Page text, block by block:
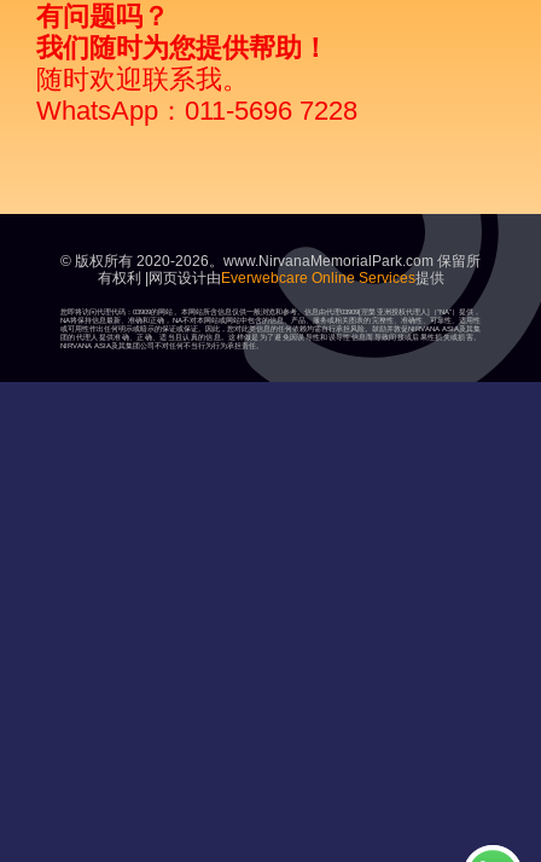
有问题吗？
我们随时为您提供帮助！
随时欢迎联系我。
WhatsApp：011-5696 7228
© 版权所有 2020-2026。www.NirvanaMemorialPark.com 保留所
有权利 |网页设计由 Everwebcare Online Services提供
您即将访问代理代码：03909的网站。本网站所含信息仅供一般浏览和参考。信息由代理03909[涅槃亚洲授权代理人]（“NA”）提供，
NA将保持信息最新、准确和正确，NA不对本网站或网站中包含的信息、产品、服务或相关图表的完整性、准确性、可靠性、适用性
或可用性作出任何明示或暗示的保证或保证。因此，您对此类信息的任何依赖均需自行承担风险。鼓励并敦促NIRVANA ASIA及其集
团的代理人提供准确、正确、适当且认真的信息。这样做是为了避免因误导性和误导性信息而导致间接或后果性损失或损害。
NIRVANA ASIA及其集团公司不对任何不当行为行为承担责任。